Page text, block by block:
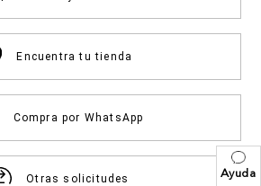
Ayuda
Encuentra tu tienda
Compra por WhatsApp
Otras solicitudes